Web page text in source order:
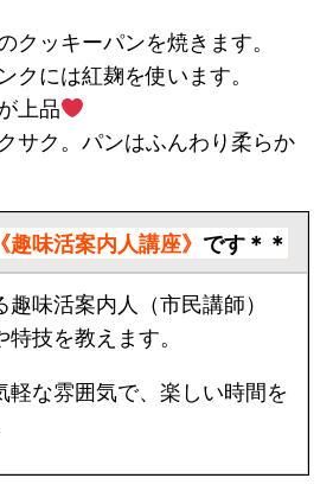
クッキーパンを焼きます。
クには紅麹を使います。
上品
サク。パンはふんわり柔らか
《趣味活案内人講座》 です＊＊
味活案内人（市民講師）
技を教えます。
軽な雰囲気で、楽しい時間を